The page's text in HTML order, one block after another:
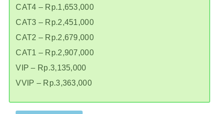
CAT4 – Rp.1,653,000
CAT3 – Rp.2,451,000
CAT2 – Rp.2,679,000
CAT1 – Rp.2,907,000
VIP – Rp.3,135,000
VVIP – Rp.3,363,000